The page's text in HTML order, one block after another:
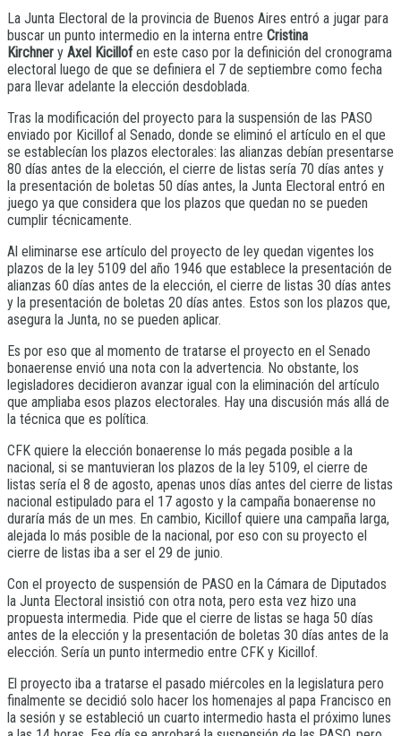
La Junta Electoral de la provincia de Buenos Aires entró a jugar para
buscar un punto intermedio en la interna entre Cristina
Kirchner y Axel Kicillofen este caso por la definición del cronograma
electoral luego de que se definiera el 7 de septiembre como fecha
para llevar adelante la elección desdoblada.
Tras la modificación del proyecto para la suspensión de las PASO
enviado por Kicillof al Senado, donde se eliminó el artículo en el que
se establecían los plazos electorales: las alianzas debían presentarse
80 días antes de la elección, el cierre de listas sería 70 días antes y
la presentación de boletas 50 días antes, la Junta Electoral entró en
juego ya que considera que los plazos que quedan no se pueden
cumplir técnicamente.
Al eliminarse ese artículo del proyecto de ley quedan vigentes los
plazos de la ley 5109 del año 1946 que establece la presentación de
alianzas 60 días antes de la elección, el cierre de listas 30 días antes
y la presentación de boletas 20 días antes. Estos son los plazos que,
asegura la Junta, no se pueden aplicar.
Es por eso que al momento de tratarse el proyecto en el Senado
bonaerense envió una nota con la advertencia. No obstante, los
legisladores decidieron avanzar igual con la eliminación del artículo
que ampliaba esos plazos electorales. Hay una discusión más allá de
la técnica que es política.
CFK quiere la elección bonaerense lo más pegada posible a la
nacional, si se mantuvieran los plazos de la ley 5109, el cierre de
listas sería el 8 de agosto, apenas unos días antes del cierre de listas
nacional estipulado para el 17 agosto y la campaña bonaerense no
duraría más de un mes. En cambio, Kicillof quiere una campaña larga,
alejada lo más posible de la nacional, por eso con su proyecto el
cierre de listas iba a ser el 29 de junio.
Con el proyecto de suspensión de PASO en la Cámara de Diputados
la Junta Electoral insistió con otra nota, pero esta vez hizo una
propuesta intermedia. Pide que el cierre de listas se haga 50 días
antes de la elección y la presentación de boletas 30 días antes de la
elección. Sería un punto intermedio entre CFK y Kicillof.
El proyecto iba a tratarse el pasado miércoles en la legislatura pero
finalmente se decidió solo hacer los homenajes al papa Francisco en
la sesión y se estableció un cuarto intermedio hasta el próximo lunes